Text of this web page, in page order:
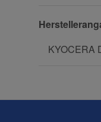
KYOCERA